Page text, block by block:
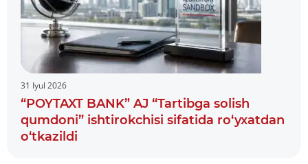
31 Iyul 2026
“POYTAXT BANK” AJ “Tartibga solish
qumdoni” ishtirokchisi sifatida ro‘yxatdan
o‘tkazildi